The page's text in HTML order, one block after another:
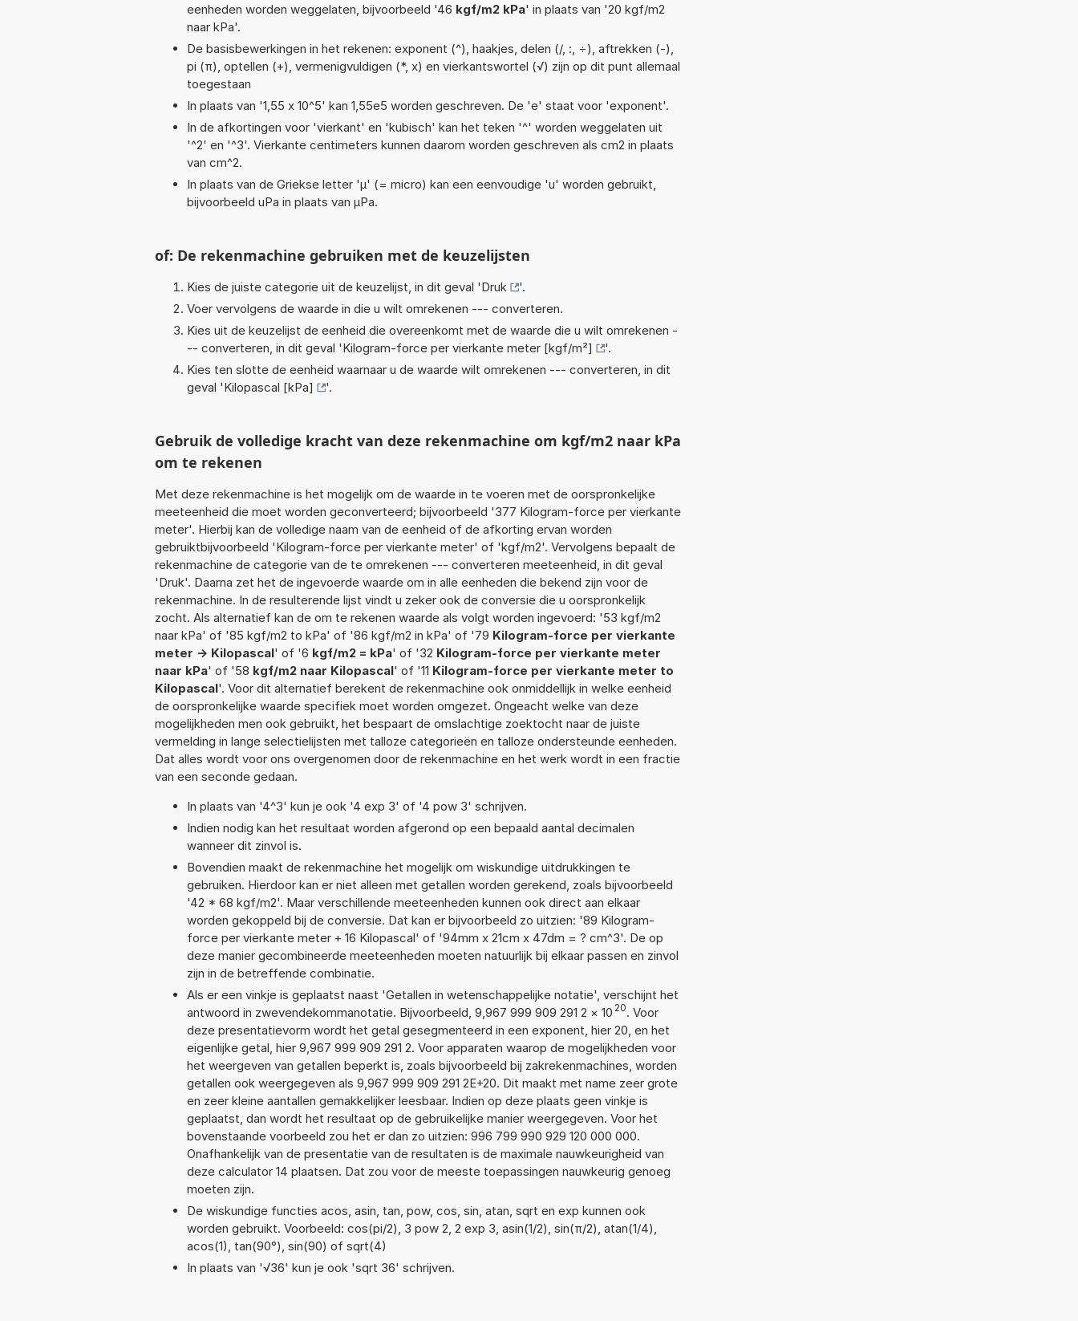
eenheden worden weggelaten, bijvoorbeeld '46 kgf/m2 kPa' in plaats van '20 kgf/m2
naar kPa'.
De basisbewerkingen in het rekenen: exponent (^), haakjes, delen (/, :, ÷), aftrekken (-),
pi (π), optellen (+), vermenigvuldigen (*, x) en vierkantswortel (√) zijn op dit punt allemaal
toegestaan
In plaats van '1,55 x 10^5' kan 1,55e5 worden geschreven. De 'e' staat voor 'exponent'.
In de afkortingen voor 'vierkant' en 'kubisch' kan het teken '^' worden weggelaten uit
'^2' en '^3'. Vierkante centimeters kunnen daarom worden geschreven als cm2 in plaats
van cm^2.
In plaats van de Griekse letter 'µ' (= micro) kan een eenvoudige 'u' worden gebruikt,
bijvoorbeeld uPa in plaats van µPa.
of: De rekenmachine gebruiken met de keuzelijsten
Kies de juiste categorie uit de keuzelijst, in dit geval 'Druk
'.
Voer vervolgens de waarde in die u wilt omrekenen --- converteren.
Kies uit de keuzelijst de eenheid die overeenkomt met de waarde die u wilt omrekenen -
-- converteren, in dit geval 'Kilogram-force per vierkante meter [kgf/m²]
'.
Kies ten slotte de eenheid waarnaar u de waarde wilt omrekenen --- converteren, in dit
geval 'Kilopascal [kPa] '.
Gebruik de volledige kracht van deze rekenmachine om kgf/m2 naar kPa
om te rekenen
Met deze rekenmachine is het mogelijk om de waarde in te voeren met de oorspronkelijke
meeteenheid die moet worden geconverteerd; bijvoorbeeld '377 Kilogram-force per vierkante
meter'. Hierbij kan de volledige naam van de eenheid of de afkorting ervan worden
gebruiktbijvoorbeeld 'Kilogram-force per vierkante meter' of 'kgf/m2'. Vervolgens bepaalt de
rekenmachine de categorie van de te omrekenen --- converteren meeteenheid, in dit geval
'Druk'. Daarna zet het de ingevoerde waarde om in alle eenheden die bekend zijn voor de
rekenmachine. In de resulterende lijst vindt u zeker ook de conversie die u oorspronkelijk
zocht. Als alternatief kan de om te rekenen waarde als volgt worden ingevoerd: '53 kgf/m2
naar kPa' of '85 kgf/m2 to kPa' of '86 kgf/m2 in kPa' of '79 Kilogram-force per vierkante
meter -> Kilopascal' of '6 kgf/m2 = kPa' of '32 Kilogram-force per vierkante meter
naar kPa' of '58 kgf/m2 naar Kilopascal' of '11 Kilogram-force per vierkante meter to
Kilopascal'. Voor dit alternatief berekent de rekenmachine ook onmiddellijk in welke eenheid
de oorspronkelijke waarde specifiek moet worden omgezet. Ongeacht welke van deze
mogelijkheden men ook gebruikt, het bespaart de omslachtige zoektocht naar de juiste
vermelding in lange selectielijsten met talloze categorieën en talloze ondersteunde eenheden.
Dat alles wordt voor ons overgenomen door de rekenmachine en het werk wordt in een fractie
van een seconde gedaan.
In plaats van '4^3' kun je ook '4 exp 3' of '4 pow 3' schrijven.
Indien nodig kan het resultaat worden afgerond op een bepaald aantal decimalen
wanneer dit zinvol is.
Bovendien maakt de rekenmachine het mogelijk om wiskundige uitdrukkingen te
gebruiken. Hierdoor kan er niet alleen met getallen worden gerekend, zoals bijvoorbeeld
'42 * 68 kgf/m2'. Maar verschillende meeteenheden kunnen ook direct aan elkaar
worden gekoppeld bij de conversie. Dat kan er bijvoorbeeld zo uitzien: '89 Kilogram-
force per vierkante meter + 16 Kilopascal' of '94mm x 21cm x 47dm = ? cm^3'. De op
deze manier gecombineerde meeteenheden moeten natuurlijk bij elkaar passen en zinvol
zijn in de betreffende combinatie.
Als er een vinkje is geplaatst naast 'Getallen in wetenschappelijke notatie', verschijnt het
antwoord in zwevendekommanotatie. Bijvoorbeeld, 9,967 999 909 291 2 × 10 20. Voor
deze presentatievorm wordt het getal gesegmenteerd in een exponent, hier 20, en het
eigenlijke getal, hier 9,967 999 909 291 2. Voor apparaten waarop de mogelijkheden voor
het weergeven van getallen beperkt is, zoals bijvoorbeeld bij zakrekenmachines, worden
getallen ook weergegeven als 9,967 999 909 291 2E+20. Dit maakt met name zeer grote
en zeer kleine aantallen gemakkelijker leesbaar. Indien op deze plaats geen vinkje is
geplaatst, dan wordt het resultaat op de gebruikelijke manier weergegeven. Voor het
bovenstaande voorbeeld zou het er dan zo uitzien: 996 799 990 929 120 000 000.
Onafhankelijk van de presentatie van de resultaten is de maximale nauwkeurigheid van
deze calculator 14 plaatsen. Dat zou voor de meeste toepassingen nauwkeurig genoeg
moeten zijn.
De wiskundige functies acos, asin, tan, pow, cos, sin, atan, sqrt en exp kunnen ook
worden gebruikt. Voorbeeld: cos(pi/2), 3 pow 2, 2 exp 3, asin(1/2), sin(π/2), atan(1/4),
acos(1), tan(90°), sin(90) of sqrt(4)
In plaats van '√36' kun je ook 'sqrt 36' schrijven.